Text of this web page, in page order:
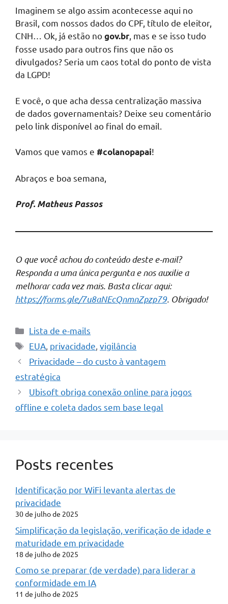
Imaginem se algo assim acontecesse aqui no
Brasil, com nossos dados do CPF, título de eleitor,
CNH… Ok, já estão nogov.br , mas e se isso tudo
fosse usado para outros fins que não os
divulgados? Seria um caos total do ponto de vista
da LGPD!
E você, o que acha dessa centralização massiva
de dados governamentais? Deixe seu comentário
pelo link disponível ao final do email.
Vamos que vamos e #colanopapai!
Abraços e boa semana,
Prof. Matheus Passos
O que você achou do conteúdo deste e-mail?
Responda a uma única pergunta e nos auxilie a
melhorar cada vez mais. Basta clicar aqui:
https://forms.gle/7u8aNEcQnmnZpzp79. Obrigado!
Categorias
Lista de e-mails
Tags
EUA privacidade ,vigilância
Privacidade – do custo à vantagem
estratégica
Ubisoft obriga conexão online para jogos
offline e coleta dados sem base legal
Posts recentes
Identificação por WiFi levanta alertas de
privacidade
30 de julho de 2025
Simplificação da legislação, verificação de idade e
maturidade em privacidade
18 de julho de 2025
Como se preparar (de verdade) para liderar a
conformidade em IA
11 de julho de 2025